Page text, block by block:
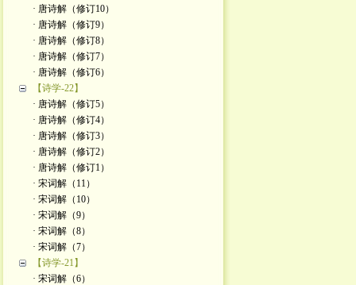
· 唐诗解（修订10）
· 唐诗解（修订9）
· 唐诗解（修订8）
· 唐诗解（修订7）
· 唐诗解（修订6）
【诗学-22】
· 唐诗解（修订5）
· 唐诗解（修订4）
· 唐诗解（修订3）
· 唐诗解（修订2）
· 唐诗解（修订1）
· 宋词解（11）
· 宋词解（10）
· 宋词解（9）
· 宋词解（8）
· 宋词解（7）
【诗学-21】
· 宋词解（6）